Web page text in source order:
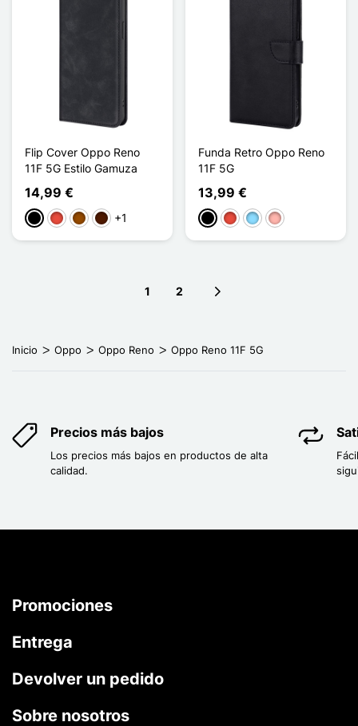
Flip Cover Oppo Reno
11F 5G Estilo Gamuza
14,99 €
NegroRojoMarrónMarrón oscuro
+1
Funda Retro Oppo Reno
11F 5G
13,99 €
NegroRojoAzul claro
Oro rosa
1 2
Inicio Oppo Oppo Reno Oppo Reno 11F 5G
Precios más bajos
Los precios más bajos en productos de alta
calidad.
Promociones
Entrega
Devolver un pedido
Sobre nosotros